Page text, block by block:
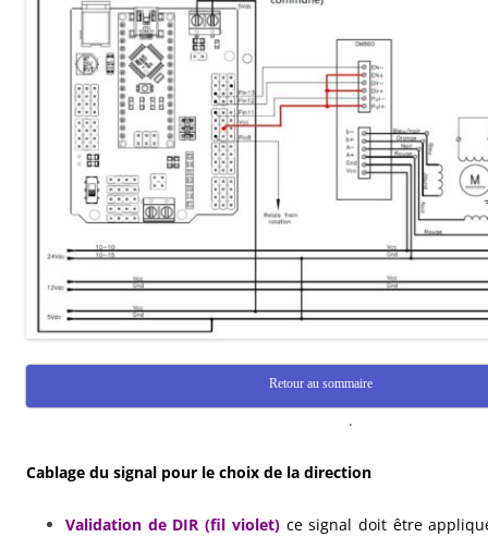
Retour au sommaire
.
Cablage du signal pour le choix de la direction
Validation de DIR (fil violet)ce signal doit être